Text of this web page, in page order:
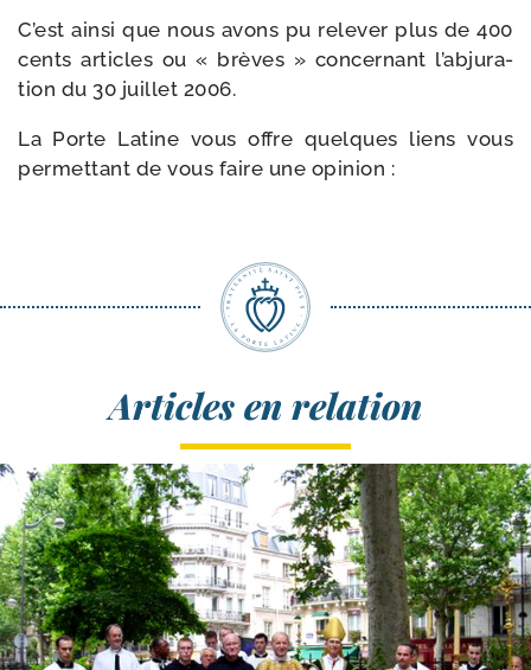
C’est ain­si que nous avons pu rele­ver plus de 400
cents articles ou « brèves » concer­nant l’ab­ju­ra­
tion du 30 juillet 2006.
La Porte Latine vous offre quelques liens vous
per­met­tant de vous faire une opinion :
Articles en relation